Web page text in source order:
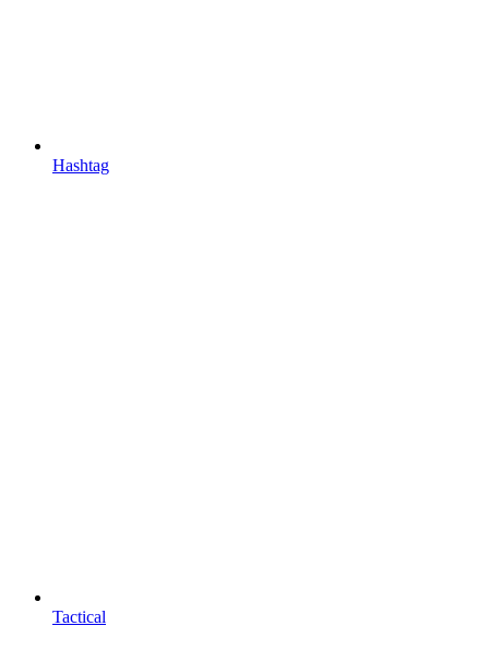
Hashtag
Tactical